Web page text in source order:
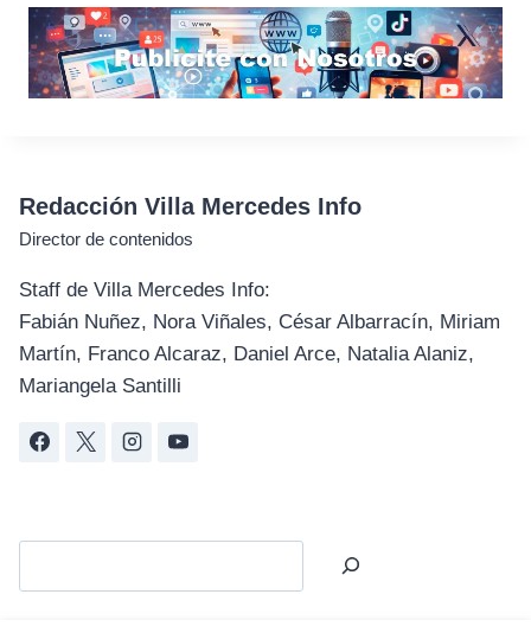
Redacción Villa Mercedes Info
Director de contenidos
Staff de Villa Mercedes Info:
Fabián Nuñez, Nora Viñales, César Albarracín, Miriam
Martín, Franco Alcaraz, Daniel Arce, Natalia Alaniz,
Mariangela Santilli